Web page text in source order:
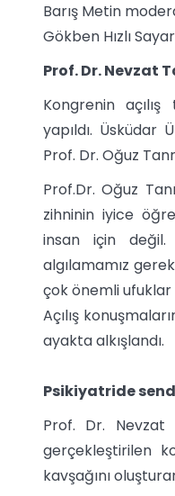
Barış Metin
Gökben Hızlı
Prof. Dr. Nevzat
Kongrenin
yapıldı. Üsküdar
Prof. Dr. Oğuz
Prof.Dr. Oğuz
zihninin iyice
insan için
algılamamız
çok önemli ufuklar
Açılış
ayakta alkışlandı.
Psikiyatride
Prof. Dr. Nevzat
gerçekleştirilen
kavşağını